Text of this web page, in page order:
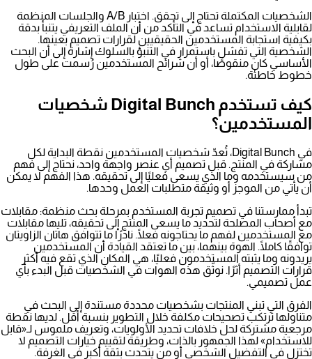
الشخصيات المكتملة تحتاج إلى تحقق. اختبار A/B
والجلسات المنظمة
لقابلية الاستخدام تساعد في التأكد من أن الملف التعريفي يتنبأ بدقة
بكيفية استجابة المستخدمين الحقيقيين لقرارات تصميم بعينها.
الشخصية التي تفشل باستمرار في التنبؤ بالسلوك إشارة إلى أن البحث
الأساسي كان منقوصًا، أو أن شرائح المستخدمين رُسمت على طول
خطوط خاطئة.
كيف تستخدم Digital Bunch شخصيات
المستخدمين؟
في Digital Bunch، تُعدّ شخصيات المستخدمين نقطة البداية لكل
مشاركة في المنتج. قبل تصميم أي عنصر واجهة واحد، نحتاج إلى فهم
من سيستخدمه وما الذي يسعى فعليًا إلى تحقيقه. هذا الفهم لا يمكن
أن يأتي من الموجز أو وثيقة متطلبات العمل وحدها.
تبدأ ممارستنا في تصميم تجربة المستخدم بمرحلة بحث منظمة: مقابلات
مع أصحاب المصلحة لتحديد ما يسعى المنتج إلى تحقيقه، تليها مقابلات
مع المستخدمين لفهم ما يحتاجونه فعلًا. نادرًا ما تتوافق هاتان الزاويتان
توافقًا كاملًا. الهوة بينهما، بين ما تعتقد القيادة أن المستخدمين
يريدونه وما يثبته المستخدمون فعليًا، هي المكان الذي تقع فيه أكثر
قرارات التصميم أثرًا. نوثّق هذه الهوات في الشخصيات قبل البدء بأي
عمل تصميمي.
الفرق التي تبني المنتجات بشخصيات محددة مستندة إلى البحث في
متناولها ترتكب تصحيحات مكلفة خلال التطوير بنسبة أقل. لديها نقطة
مرجعية مشتركة لحل خلافات تحديد الأولويات، وتعريف ملموس لـ«قابل
للاستخدام» لهذا الجمهور بالذات، وطريقة لتقييم خيارات التصميم لا
تختزل في التفضيل الشخصي أو من يتحدث بثقة أكبر في الغرفة.